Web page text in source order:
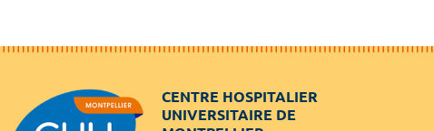
CENTRE HOSPITALIER
UNIVERSITAIRE DE